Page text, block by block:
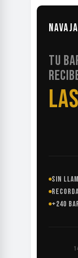
NAVAJA
TU
SIN
+240